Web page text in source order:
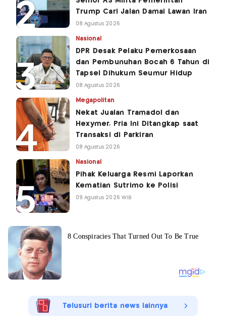
Trump Cari Jalan Damai Lawan Iran
08 Agustus 2026
Nasional
DPR Desak Pelaku Pemerkosaan
dan Pembunuhan Bocah 6 Tahun di
Tapsel Dihukum Seumur Hidup
08 Agustus 2026
Megapolitan
Nekat Jualan Tramadol dan
Hexymer, Pria Ini Ditangkap saat
Transaksi di Parkiran
08 Agustus 2026
Nasional
Pihak Keluarga Resmi Laporkan
Kematian Sutrimo ke Polisi
09 Agustus 2026 WIB
Telusuri berita news lainnya